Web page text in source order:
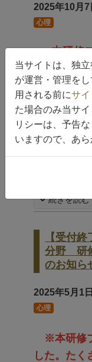
2025年10月7
心理
本研修
した。たく
ざいました
2025年11
ジ・心理分
す。
つきまして
続きを読む
【受付
分野 研
のお知ら
2025年5月1日
心理
※本研修
した。たく
当サイトは、独
が運営・管理を
用される前にサイ
た場合のみ当サ
リシーは、予告
いますので、あら